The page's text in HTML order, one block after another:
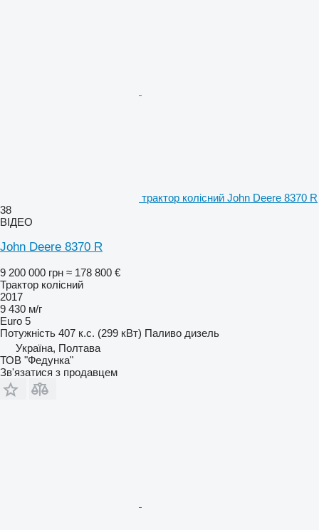
трактор колісний John Deere 8370 R
38
ВІДЕО
John Deere 8370 R
9 200 000 грн ≈ 178 800 €
Трактор колісний
2017
9 430 м/г
Euro 5
Потужність 407 к.с. (299 кВт) Паливо дизель
Україна, Полтава
ТОВ "Федунка"
Зв'язатися з продавцем